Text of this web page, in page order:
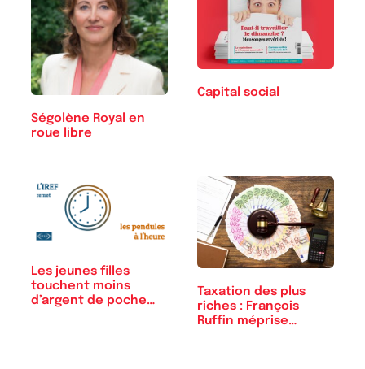
Ségolène Royal en
roue libre
Capital social
Les jeunes filles
touchent moins
d’argent de poche…
Taxation des plus
riches : François
Ruffin méprise…